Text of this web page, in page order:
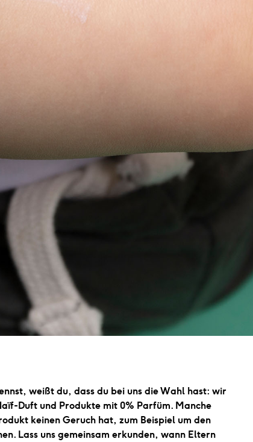
weißt du, dass du bei uns die Wahl hast: wir
Duft und Produkte mit 0% Parfüm. Manche
keinen Geruch hat, zum Beispiel um den
Lass uns gemeinsam erkunden, wann Eltern